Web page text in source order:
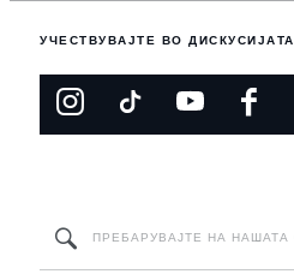
УЧЕСТВУВАЈТЕ ВО ДИСКУСИЈАТА